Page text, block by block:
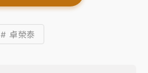
# 卓榮泰